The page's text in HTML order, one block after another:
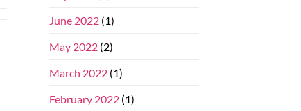
June 2022(1)
May 2022(2)
March 2022(1)
February 2022(1)